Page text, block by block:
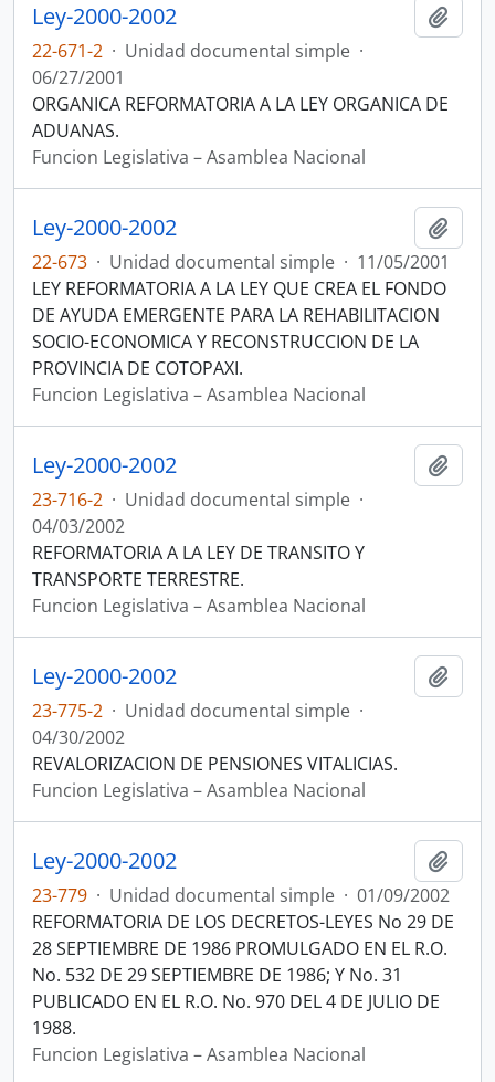
Ley-2000-2002
22-671-2 · Unidad documental simple ·
06/27/2001
ORGANICA REFORMATORIA A LA LEY ORGANICA DE
ADUANAS.
Funcion Legislativa – Asamblea Nacional
Ley-2000-2002
22-673 · Unidad documental simple · 11/05/2001
LEY REFORMATORIA A LA LEY QUE CREA EL FONDO
DE AYUDA EMERGENTE PARA LA REHABILITACION
SOCIO-ECONOMICA Y RECONSTRUCCION DE LA
PROVINCIA DE COTOPAXI.
Funcion Legislativa – Asamblea Nacional
Ley-2000-2002
23-716-2 · Unidad documental simple ·
04/03/2002
REFORMATORIA A LA LEY DE TRANSITO Y
TRANSPORTE TERRESTRE.
Funcion Legislativa – Asamblea Nacional
Ley-2000-2002
23-775-2 · Unidad documental simple ·
04/30/2002
REVALORIZACION DE PENSIONES VITALICIAS.
Funcion Legislativa – Asamblea Nacional
Ley-2000-2002
23-779 · Unidad documental simple · 01/09/2002
REFORMATORIA DE LOS DECRETOS-LEYES No 29 DE
28 SEPTIEMBRE DE 1986 PROMULGADO EN EL R.O.
No. 532 DE 29 SEPTIEMBRE DE 1986; Y No. 31
PUBLICADO EN EL R.O. No. 970 DEL 4 DE JULIO DE
1988.
Funcion Legislativa – Asamblea Nacional